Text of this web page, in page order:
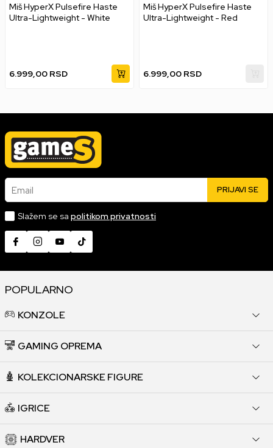
Miš HyperX Pulsefire Haste
Ultra-Lightweight - White
6.999,00 RSD
Miš HyperX Pulsefire Haste
Ultra-Lightweight - Red
6.999,00 RSD
Email PRIJAVI SE
Slažem se sa politikom privatnosti
POPULARNO
KONZOLE
GAMING OPREMA
KOLEKCIONARSKE FIGURE
IGRICE
HARDVER